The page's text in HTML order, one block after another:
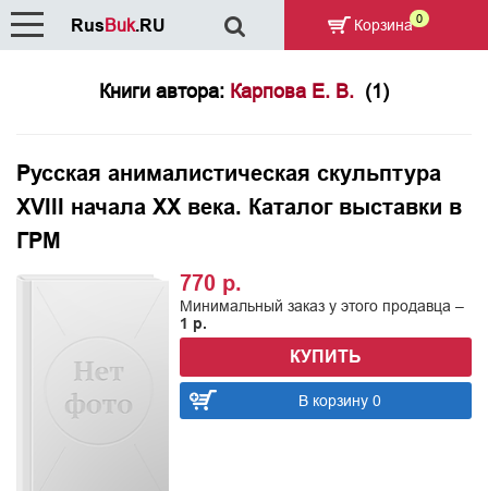
Книги автора: Карпова Е. В. (1)
Русская анималистическая скульптура
XVIII начала XX века. Каталог выставки в
ГРМ
770 р.
Минимальный заказ у этого продавца –
1 р.
КУПИТЬ
В корзину 0
RusBuk.RU Корзина 0